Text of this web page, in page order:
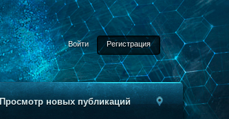
Войти Регистрация
Просмотр новых публикаций